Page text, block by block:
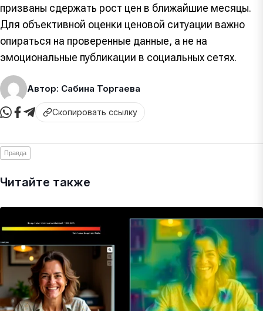
призваны сдержать рост цен в ближайшие месяцы.
Для объективной оценки ценовой ситуации важно
опираться на проверенные данные, а не на
эмоциональные публикации в социальных сетях.
Автор: Сабина Торгаева
Скопировать ссылку
Правда
Читайте также